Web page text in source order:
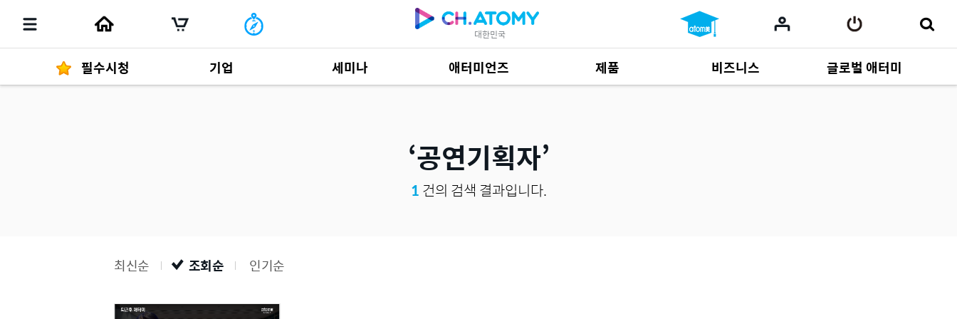
대한민국
필수시청 기업 세미나 애터미언즈 제품
제품 자료685
비즈니스
사업 자료165
글로벌 애터미
공연기획자
1건의 검색 결과입니다.
최신순 조회순 인기순